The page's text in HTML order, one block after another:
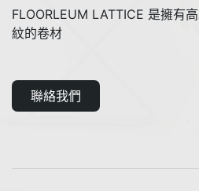
FLOORLEUM LATTICE 是擁有
紋的卷材
聯絡我們